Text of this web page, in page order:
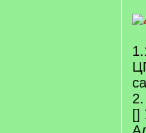
2.
[]